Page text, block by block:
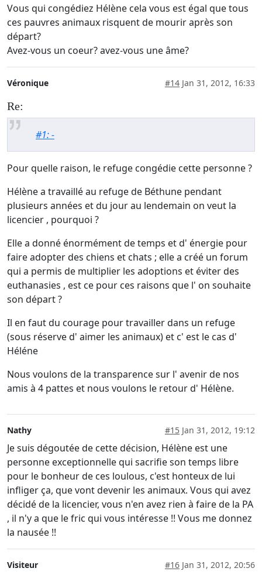
Vous qui congédiez Hélène cela vous est égal que tous
ces pauvres animaux risquent de mourir après son
départ?
Avez-vous un coeur? avez-vous une âme?
Véronique #14 Jan 31, 2012, 16:33
Re:
#1: -
Pour quelle raison, le refuge congédie cette personne ?
Hélène a travaillé au refuge de Béthune pendant
plusieurs années et du jour au lendemain on veut la
licencier , pourquoi ?
Elle a donné énormément de temps et d' énergie pour
faire adopter des chiens et chats ; elle a créé un forum
qui a permis de multiplier les adoptions et éviter des
euthanasies , est ce pour ces raisons que l' on souhaite
son départ ?
Il en faut du courage pour travailler dans un refuge
(sous réserve d' aimer les animaux) et c' est le cas d'
Héléne
Nous voulons de la transparence sur l' avenir de nos
amis à 4 pattes et nous voulons le retour d' Hélène.
Nathy #15 Jan 31, 2012, 19:12
Je suis dégoutée de cette décision, Hélène est une
personne exceptionnelle qui sacrifie son temps libre
pour le bonheur de ces loulous, c'est honteux de lui
infliger ça, que vont devenir les animaux. Vous qui avez
décidé de la licencier, vous n'en avez rien à faire de la PA
, il n'y a que le fric qui vous intéresse !! Vous me donnez
la nausée !!
Visiteur #16 Jan 31, 2012, 20:56